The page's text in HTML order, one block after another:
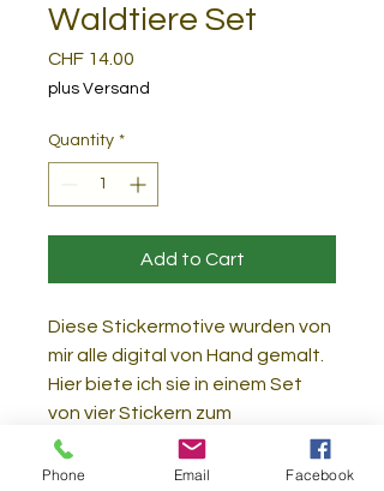
Waldtiere Set
CHF 14.00
plus Versand
Quantity *
Add to Cart
Diese Stickermotive wurden von
mir alle digital von Hand gemalt.
Hier biete ich sie in einem Set
von vier Stickern zum
vergünstigten Setpreis an.
Die Sticker sind nach dem Druck
Phone Email Facebook